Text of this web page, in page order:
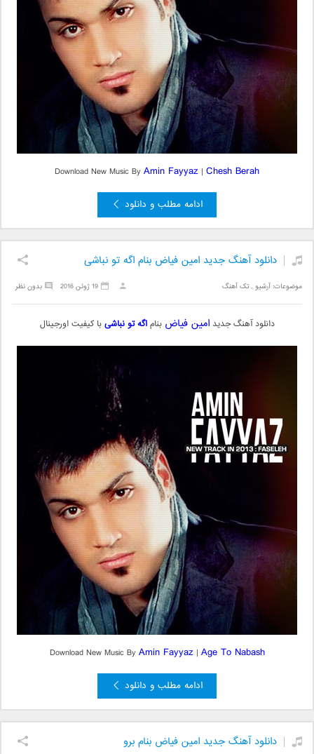
Download New Music ByAmin Fayyaz | Chesh Berah
ادامه مطلب و دانلود
دانلود آهنگ جدید امین فیاض بنام اگه تو نباشی
موضوعات:آرشیو ,تک آهنگ بدون نظر 19 ژوئن 2016
دانلود آهنگ جدیدامین فیاض بناماگه تو نباشی با کیفیت اورجینال
Download New Music ByAmin Fayyaz| Age To Nabash
ادامه مطلب و دانلود
دانلود آهنگ جدید امین فیاض بنام برو